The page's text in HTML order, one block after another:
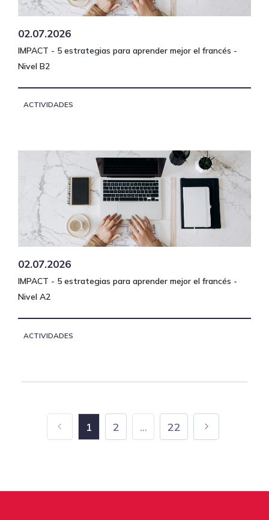
02.07.2026
IMPACT - 5 estrategias para aprender mejor el francés -
Nivel B2
ACTIVIDADES
02.07.2026
IMPACT - 5 estrategias para aprender mejor el francés -
Nivel A2
ACTIVIDADES
1 2 ... 22